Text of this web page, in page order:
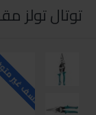
توتال تولز مقص
للاسف